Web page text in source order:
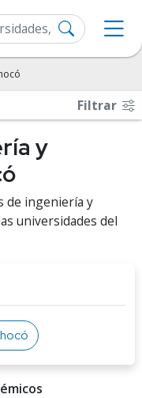
Filtrar
y
de ingeniería y
universidades del